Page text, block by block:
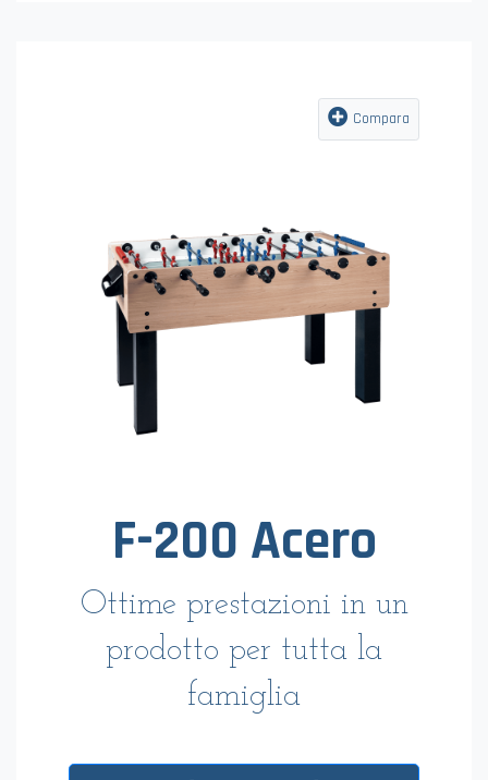
Compara
F-200 Acero
Ottime prestazioni in un
prodotto per tutta la
famiglia